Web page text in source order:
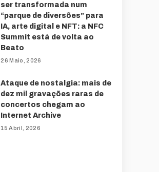
ser transformada num
“parque de diversões” para
IA, arte digital e NFT: a NFC
Summit está de volta ao
Beato
26 Maio, 2026
Ataque de nostalgia: mais de
dez mil gravações raras de
concertos chegam ao
Internet Archive
15 Abril, 2026